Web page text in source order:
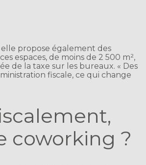
elle propose également des
espaces, de moins de 2 500 m²,
de la taxe sur les bureaux. « Des
fiscale, ce qui change
coworking ?